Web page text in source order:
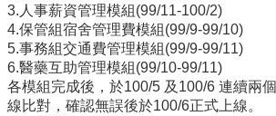
3.人事薪資管理模組(99/11-100/2)
4.保管組宿舍管理費模組(99/9-99/10)
5.事務組交通費管理模組(99/9-99/11)
6.醫藥互助管理模組(99/10-99/11)
各模組完成後，於100/5 及100/6 連續兩
線比對，確認無誤後於100/6正式上線。